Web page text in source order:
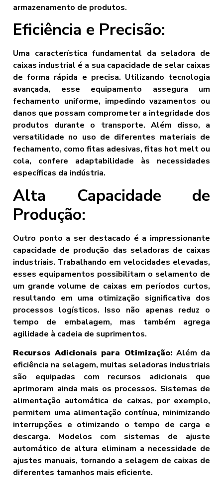
armazenamento de produtos.
Eficiência e Precisão:
Uma característica fundamental da seladora de
caixas industrial é a sua capacidade de selar caixas
de forma rápida e precisa. Utilizando tecnologia
avançada, esse equipamento assegura um
fechamento uniforme, impedindo vazamentos ou
danos que possam comprometer a integridade dos
produtos durante o transporte. Além disso, a
versatilidade no uso de diferentes materiais de
fechamento, como fitas adesivas, fitas hot melt ou
cola, confere adaptabilidade às necessidades
específicas da indústria.
Alta Capacidade de
Produção:
Outro ponto a ser destacado é a impressionante
capacidade de produção das seladoras de caixas
industriais. Trabalhando em velocidades elevadas,
esses equipamentos possibilitam o selamento de
um grande volume de caixas em períodos curtos,
resultando em uma otimização significativa dos
processos logísticos. Isso não apenas reduz o
tempo de embalagem, mas também agrega
agilidade à cadeia de suprimentos.
Recursos Adicionais para Otimização: Além da
eficiência na selagem, muitas seladoras industriais
são equipadas com recursos adicionais que
aprimoram ainda mais os processos. Sistemas de
alimentação automática de caixas, por exemplo,
permitem uma alimentação contínua, minimizando
interrupções e otimizando o tempo de carga e
descarga. Modelos com sistemas de ajuste
automático de altura eliminam a necessidade de
ajustes manuais, tornando a selagem de caixas de
diferentes tamanhos mais eficiente.